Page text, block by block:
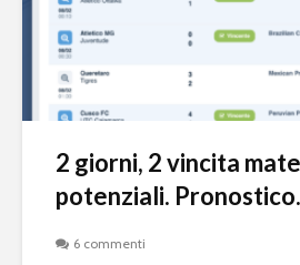
2 giorni, 2 vincita
potenziali.
6 commenti